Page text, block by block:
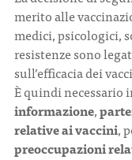
merito alle
medici, psicologici,
resistenze sono
sull’efficacia dei
È quindi necessario
informazione,
relative ai vaccini,
preoccupazioni